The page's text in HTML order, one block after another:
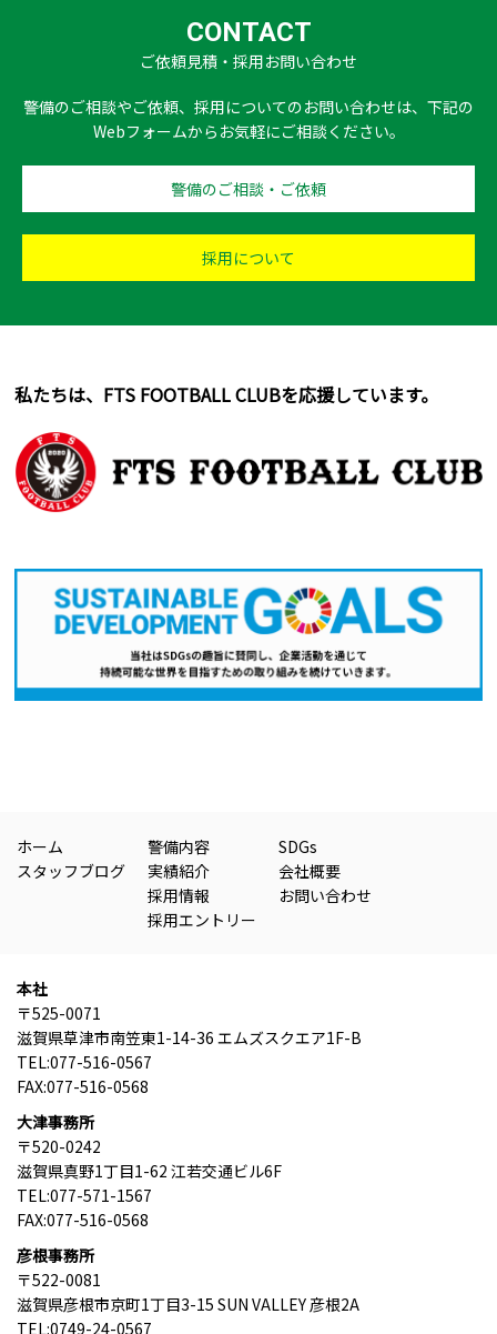
CONTACT
ご依頼見積・採用お問い合わせ
警備のご相談やご依頼、採用についてのお問い合わせは、下記の
Webフォームからお気軽にご相談ください。
警備のご相談・ご依頼
採用について
私たちは、FTS FOOTBALL CLUBを応援しています。
ホーム
スタッフブログ
警備内容
実績紹介
採用情報
採用エントリー
SDGs
会社概要
お問い合わせ
本社
〒525-0071
滋賀県草津市南笠東1-14-36 エムズスクエア1F-B
TEL:077-516-0567
FAX:077-516-0568
大津事務所
〒520-0242
滋賀県真野1丁目1-62 江若交通ビル6F
TEL:077-571-1567
FAX:077-516-0568
彦根事務所
〒522-0081
滋賀県彦根市京町1丁目3-15 SUN VALLEY 彦根2A
TEL:0749-24-0567